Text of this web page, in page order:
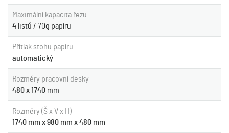
Maximální kapacita řezu
4 listů / 70g papíru
Přítlak stohu papíru
automatický
Rozměry pracovní desky
480 x 1740 mm
Rozměry (Š x V x H)
1740 mm x 980 mm x 480 mm